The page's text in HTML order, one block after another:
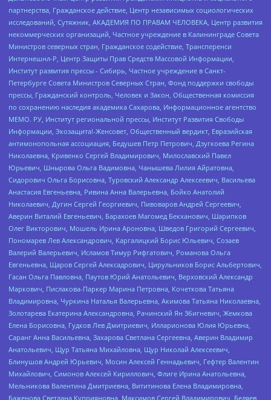
партнерства, Гражданское действие, Центр независимых социологических
исследований, Сутяжник, АКАДЕМИЯ ПО ПРАВАМ ЧЕЛОВЕКА, Центр развития
некоммерческих организаций, Частное учреждение в Калининграде Совета
Министров северных стран, Гражданское содействие, Трансперенси
Интернешнл-Р, Центр Защиты Прав Средств Массовой Информации,
Институт развития прессы - Сибирь, Частное учреждение в Санкт-
Петербурге Совета Министров Северных Стран, Фонд поддержки свободы
прессы, Гражданский контроль, Человек и Закон, Общественная комиссия
по сохранению наследия академика Сахарова, Информационное агентство
МЕМО. РУ, Институт региональной прессы, Институт Развития Свободы
Информации, Экозащита!-Женсовет, Общественный вердикт, Евразийская
антимонопольная ассоциация, Бедушев Петр Петрович, Дзугкоева Регина
Николаевна, Кривенко Сергей Владимирович, Милославский Павел
Юрьевич, Шнырова Ольга Вадимовна, Чанышева Лилия Айратовна,
Сидорович Ольга Борисовна, Туровский Александр Алексеевич, Васильева
Анастасия Евгеньевна, Ривина Анна Валерьевна, Бойко Анатолий
Николаевич, Дугин Сергей Георгиевич, Пивоваров Андрей Сергеевич,
Аверин Виталий Евгеньевич, Барахоев Магомед Бекханович, Шарипков
Олег Викторович, Мошель Ирина Ароновна, Шведов Григорий Сергеевич,
Пономарев Лев Александрович, Каргалицкий Борис Юльевич, Созаев
Валерий Валерьевич, Исламов Тимур Рифгатович, Романова Ольга
Евгеньевна, Щаров Сергей Алексадрович, Цирульников Борис Альбертович,
Гасан Ольга Павловна, Паутов Юрий Анатольевич, Верховский Александр
Маркович, Пислакова-Паркер Марина Петровна, Кочеткова Татьяна
Владимировна, Чуркина Наталья Валерьевна, Акимова Татьяна Николаевна,
Золотарева Екатерина Александровна, Рачинский Ян Збигневич, Жемкова
Елена Борисовна, Гудков Лев Дмитриевич, Илларионова Юлия Юрьевна,
Саранг Анна Васильевна, Захарова Светлана Сергеевна, Аверин Владимир
Анатольевич, Щур Татьяна Михайловна, Щур Николай Алексеевич,
Блинушов Андрей Юрьевич, Мосин Алексей Геннадьевич, Гефтер Валентин
Михайлович, Симонов Алексей Кириллович, Флиге Ирина Анатольевна,
Мельникова Валентина Дмитриевна, Вититинова Елена Владимировна,
Баженова Светлана Куприяновна, Максимов Сергей Владимирович, Беляев